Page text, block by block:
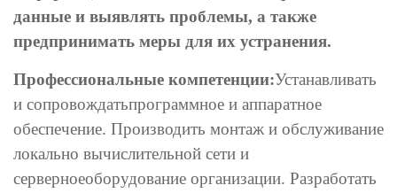
данные и выявлять проблемы, а также
предпринимать меры для их устранения.
Профессиональные компетенции:Устанавливать
и сопровождатьпрограммное и аппаратное
обеспечение. Производить монтаж и обслуживание
локально вычислительной сети и
серверноеоборудование организации. Разработать